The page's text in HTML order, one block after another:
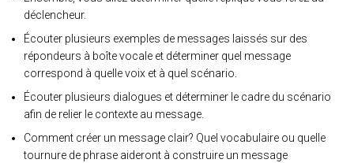
déclencheur.
Écouter plusieurs exemples de messages laissés sur des
répondeurs à boîte vocale et déterminer quel message
correspond à quelle voix et à quel scénario.
Écouter plusieurs dialogues et déterminer le cadre du scénario
afin de relier le contexte au message.
Comment créer un message clair? Quel vocabulaire ou quelle
tournure de phrase aideront à construire un message